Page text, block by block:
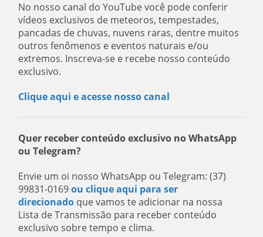
No nosso canal do YouTube você pode conferir
vídeos exclusivos de meteoros, tempestades,
pancadas de chuvas, nuvens raras, dentre muitos
outros fenômenos e eventos naturais e/ou
extremos. Inscreva-se e recebe nosso conteúdo
exclusivo.
Clique aqui e acesse nosso canal
Quer receber conteúdo exclusivo no WhatsApp
ou Telegram?
Envie um oi nosso WhatsApp ou Telegram: (37)
99831-0169ou clique aqui para ser
direcionado que vamos te adicionar na nossa
Lista de Transmissão para receber conteúdo
exclusivo sobre tempo e clima.